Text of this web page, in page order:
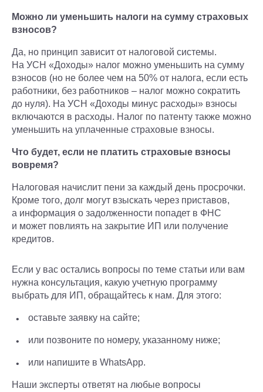
Можно ли уменьшить налоги на сумму страховых
взносов?
Да, но принцип зависит от налоговой системы.
На УСН «Доходы» налог можно уменьшить на сумму
взносов (но не более чем на 50% от налога, если есть
работники, без работников – налог можно сократить
до нуля). На УСН «Доходы минус расходы» взносы
включаются в расходы. Налог по патенту также можно
уменьшить на уплаченные страховые взносы.
Что будет, если не платить страховые взносы
вовремя?
Налоговая начислит пени за каждый день просрочки.
Кроме того, долг могут взыскать через приставов,
а информация о задолженности попадет в ФНС
и может повлиять на закрытие ИП или получение
кредитов.
Если у вас остались вопросы по теме статьи или вам
нужна консультация, какую учетную программу
выбрать для ИП, обращайтесь к нам. Для этого:
оставьте заявку на сайте;
или позвоните по номеру, указанному ниже;
или напишите в WhatsApp.
Наши эксперты ответят на любые вопросы